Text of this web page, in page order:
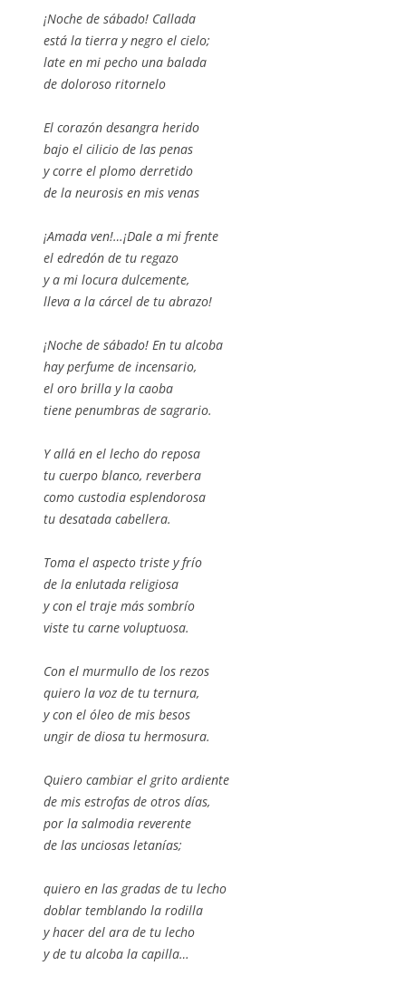
¡Noche de sábado! Callada
está la tierra y negro el cielo;
late en mi pecho una balada
de doloroso ritornelo
El corazón desangra herido
bajo el cilicio de las penas
y corre el plomo derretido
de la neurosis en mis venas
¡Amada ven!…¡Dale a mi frente
el edredón de tu regazo
y a mi locura dulcemente,
lleva a la cárcel de tu abrazo!
¡Noche de sábado! En tu alcoba
hay perfume de incensario,
el oro brilla y la caoba
tiene penumbras de sagrario.
Y allá en el lecho do reposa
tu cuerpo blanco, reverbera
como custodia esplendorosa
tu desatada cabellera.
Toma el aspecto triste y frío
de la enlutada religiosa
y con el traje más sombrío
viste tu carne voluptuosa.
Con el murmullo de los rezos
quiero la voz de tu ternura,
y con el óleo de mis besos
ungir de diosa tu hermosura.
Quiero cambiar el grito ardiente
de mis estrofas de otros días,
por la salmodia reverente
de las unciosas letanías;
quiero en las gradas de tu lecho
doblar temblando la rodilla
y hacer del ara de tu lecho
y de tu alcoba la capilla…